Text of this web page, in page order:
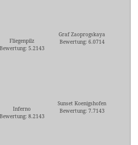
Fliegenpilz
Bewertung: 5.2143
Graf Zaoprogskaya
Bewertung: 6.0714
Inferno
Bewertung: 8.2143
Sunset Koenigshofen
Bewertung: 7.7143